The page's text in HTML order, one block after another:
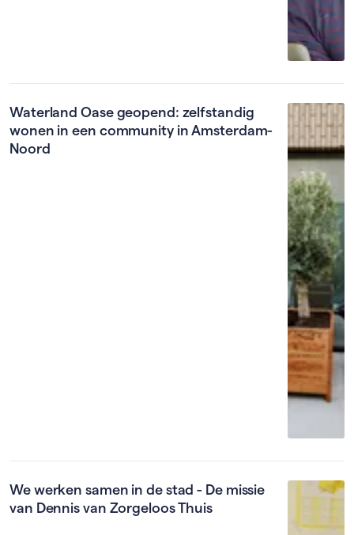
Waterland Oase geopend: zelfstandig
wonen in een community in Amsterdam-
Noord
We werken samen in de stad - De missie
van Dennis van Zorgeloos Thuis